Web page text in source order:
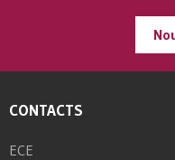
CONTACTS
ECE